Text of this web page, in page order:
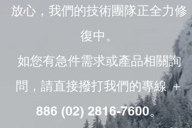
放心，我們的技術團隊正全力修
復中。
如您有急件需求或產品相關詢
問，請直接撥打我們的專線 ＋
886 (02) 2816-7600。